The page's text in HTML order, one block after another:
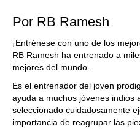
Por RB Ramesh
¡Entrénese con uno de los
RB Ramesh ha entrenado a
mejores del mundo.
Es el entrenador del joven
ayuda a muchos jóvenes indios
seleccionado cuidadosamente
importancia de reagrupar las